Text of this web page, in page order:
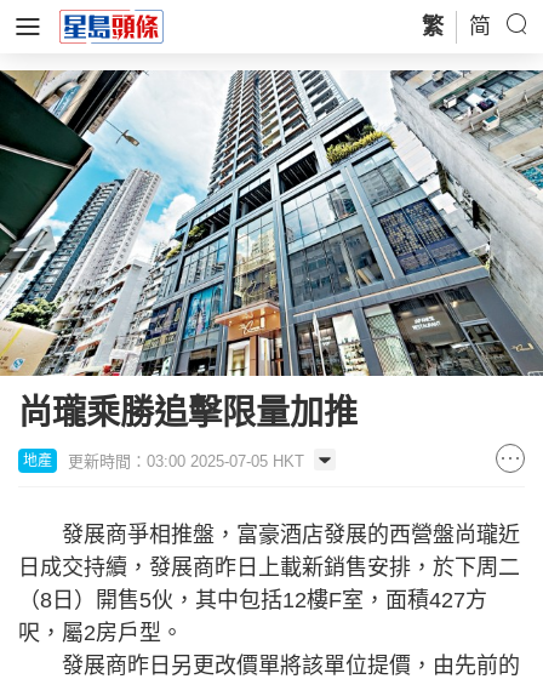
繁 简
尚瓏乘勝追擊限量加推
地產 更新時間：03:00 2025-07-05 HKT
發展商爭相推盤，富豪酒店發展的西營盤尚瓏近
日成交持續，發展商昨日上載新銷售安排，於下周二
（8日）開售5伙，其中包括12樓F室，面積427方
呎，屬2房戶型。
發展商昨日另更改價單將該單位提價，由先前的